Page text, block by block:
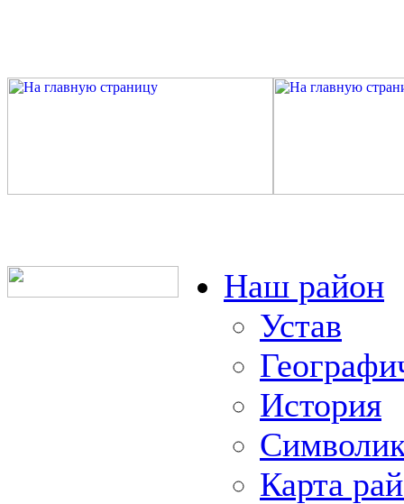
Наш район
Устав
История
Карта